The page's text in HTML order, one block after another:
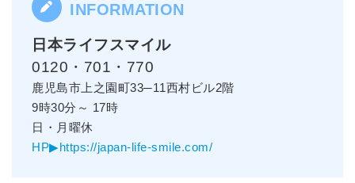
日本ライフスマイル
0120・701・770
鹿児島市上之園町33─11西村ビル2階
9時30分～ 17時
日・月曜休
HP▶https://japan-life-smile.com/